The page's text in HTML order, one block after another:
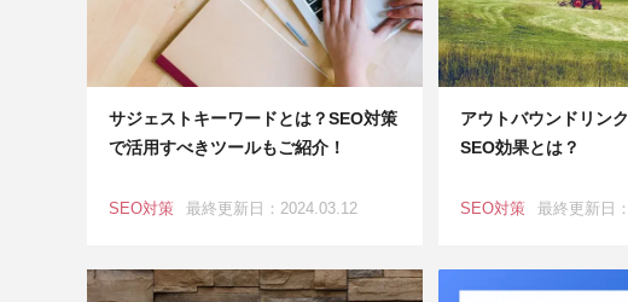
サジェストキーワードとは？SEO対策
で活用すべきツールもご紹介！
SEO対策 最終更新日：2024.03.12
アウトバウンドリン
SEO効果とは？
SEO対策 最終更新日